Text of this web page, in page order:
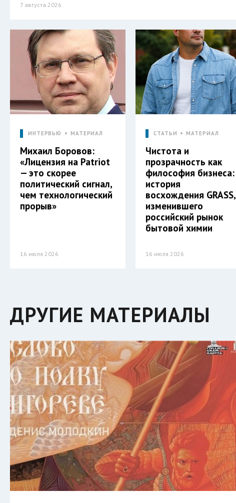
7 августа 2026
ИНТЕРВЬЮ МАТЕРИАЛ
Михаил Боровов:
«Лицензия на Patriot
— это скорее
политический сигнал,
чем технологический
прорыв»
16 июля 2026
СТАТЬИ МАТЕРИАЛ
Чистота и
прозрачность как
философия бизнеса:
история
восхождения GRASS,
изменившего
российский рынок
бытовой химии
16 июля 2026
ДРУГИЕ МАТЕРИАЛЫ